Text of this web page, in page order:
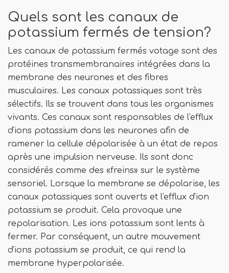
Quels sont les canaux de
potassium fermés de tension?
Les canaux de potassium fermés votage sont des
protéines transmembranaires intégrées dans la
membrane des neurones et des fibres
musculaires. Les canaux potassiques sont très
sélectifs. Ils se trouvent dans tous les organismes
vivants. Ces canaux sont responsables de l'efflux
d'ions potassium dans les neurones afin de
ramener la cellule dépolarisée à un état de repos
après une impulsion nerveuse. Ils sont donc
considérés comme des «freins» sur le système
sensoriel. Lorsque la membrane se dépolarise, les
canaux potassiques sont ouverts et l'efflux d'ion
potassium se produit. Cela provoque une
repolarisation. Les ions potassium sont lents à
fermer. Par conséquent, un autre mouvement
d'ions potassium se produit, ce qui rend la
membrane hyperpolarisée.